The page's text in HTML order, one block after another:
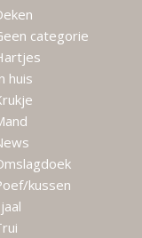
categorie
huis
kussen